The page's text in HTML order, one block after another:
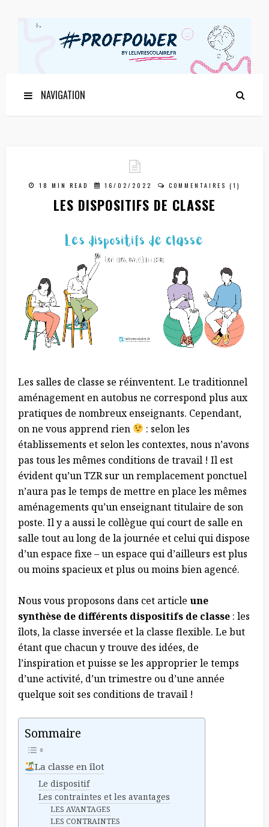
NAVIGATION
18 MIN READ 16/02/2022 COMMENTAIRES (1)
LES DISPOSITIFS DE CLASSE
Les salles de classe se réinventent. Le traditionnel
aménagement en autobus ne correspond plus aux
pratiques de nombreux enseignants. Cependant,
on ne vous apprend rien
: selon les
établissements et selon les contextes, nous n’avons
pas tous les mêmes conditions de travail ! Il est
évident qu’un TZR sur un remplacement ponctuel
n’aura pas le temps de mettre en place les mêmes
aménagements qu’un enseignant titulaire de son
poste. Il y a aussi le collègue qui court de salle en
salle tout au long de la journée et celui qui dispose
d’un espace fixe – un espace qui d’ailleurs est plus
ou moins spacieux et plus ou moins bien agencé.
Nous vous proposons dans cet article une
synthèse de différents dispositifs de classe : les
îlots, la classe inversée et la classe flexible. Le but
étant que chacun y trouve des idées, de
l’inspiration et puisse se les approprier le temps
d’une activité, d’un trimestre ou d’une année
quelque soit ses conditions de travail !
Sommaire
La classe en îlot
Le dispositif
Les contraintes et les avantages
LES AVANTAGES
LES CONTRAINTES